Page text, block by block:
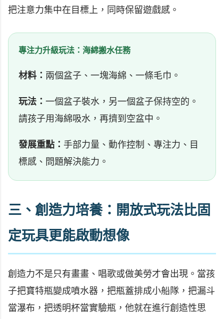
把注意力集中在目標上，同時保留遊戲感。
專注力升級玩法：海綿搬水任務
材料： 兩個盆子、一塊海綿、一條毛巾。
玩法： 一個盆子裝水，另一個盆子保持空的。
請孩子用海綿吸水，再擠到空盆中。
發展重點： 手部力量、動作控制、專注力、目
標感、問題解決能力。
三、創造力培養：開放式玩法比固
定玩具更能啟動想像
創造力不是只有畫畫、唱歌或做美勞才會出現。當孩
子把寶特瓶變成噴水器，把瓶蓋排成小船隊，把漏斗
當瀑布，把透明杯當實驗瓶，他就在進行創造性思